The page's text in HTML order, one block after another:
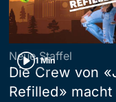
1 Min
Neue Staffel
Die Crew von
Refilled»